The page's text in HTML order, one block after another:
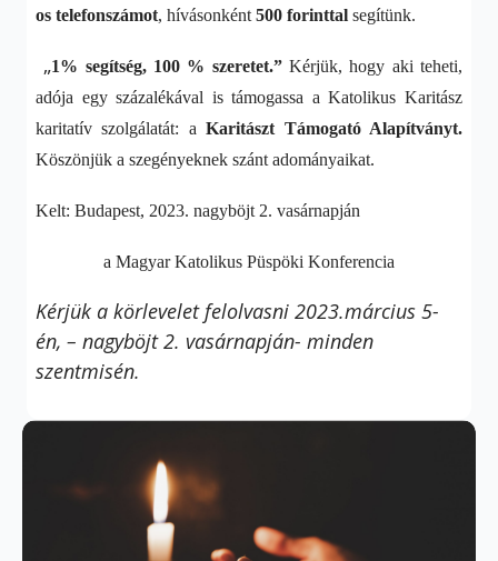
os telefonszámot, hívásonként500 forinttalsegítünk.
„1% segítség, 100 % szeretet.”Kérjük, hogy aki teheti,
adója egy százalékával is támogassa a Katolikus Karitász
karitatív szolgálatát: aKaritászt Támogató Alapítványt.
Köszönjük a szegényeknek szánt adományaikat.
Kelt: Budapest, 2023. nagyböjt 2. vasárnapján
a Magyar Katolikus Püspöki Konferencia
Kérjük a körlevelet felolvasni 2023.március 5-
én, – nagyböjt 2. vasárnapján- minden
szentmisén.